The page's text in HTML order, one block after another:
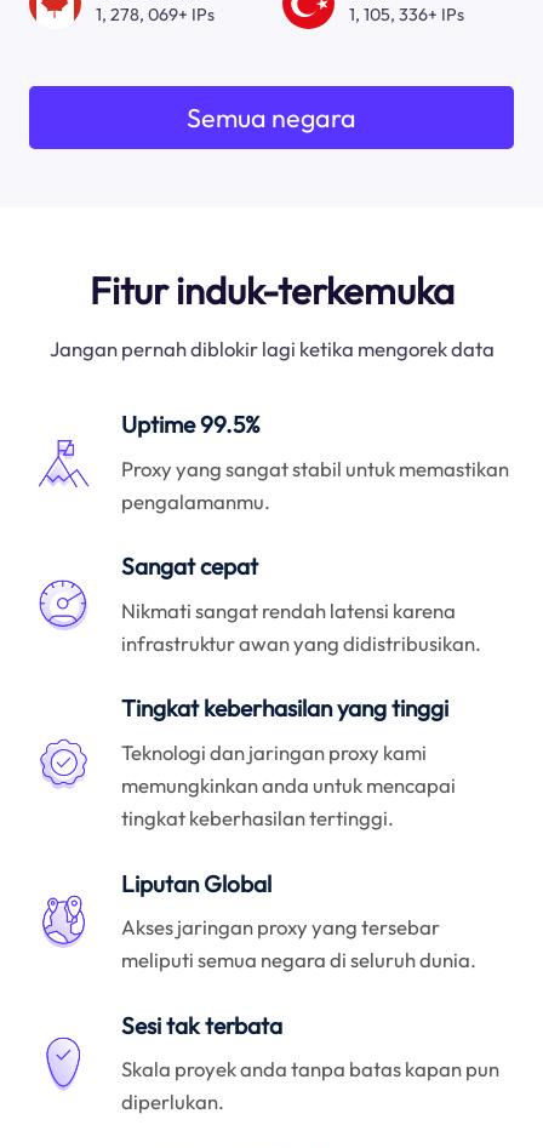
1, 278, 069+ IPs 1, 105, 336+ IPs
Semua negara
Fitur induk-terkemuka
Jangan pernah diblokir lagi ketika mengorek data
Uptime 99.5%
Proxy yang sangat stabil untuk memastikan
pengalamanmu.
Sangat cepat
Nikmati sangat rendah latensi karena
infrastruktur awan yang didistribusikan.
Tingkat keberhasilan yang tinggi
Teknologi dan jaringan proxy kami
memungkinkan anda untuk mencapai
tingkat keberhasilan tertinggi.
Liputan Global
Akses jaringan proxy yang tersebar
meliputi semua negara di seluruh dunia.
Sesi tak terbata
Skala proyek anda tanpa batas kapan pun
diperlukan.